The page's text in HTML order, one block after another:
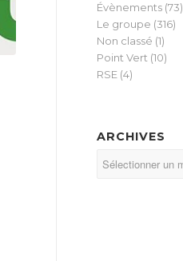
Évènements (73)
Le groupe (316)
Non classé (1)
Point Vert (10)
RSE (4)
ARCHIVES